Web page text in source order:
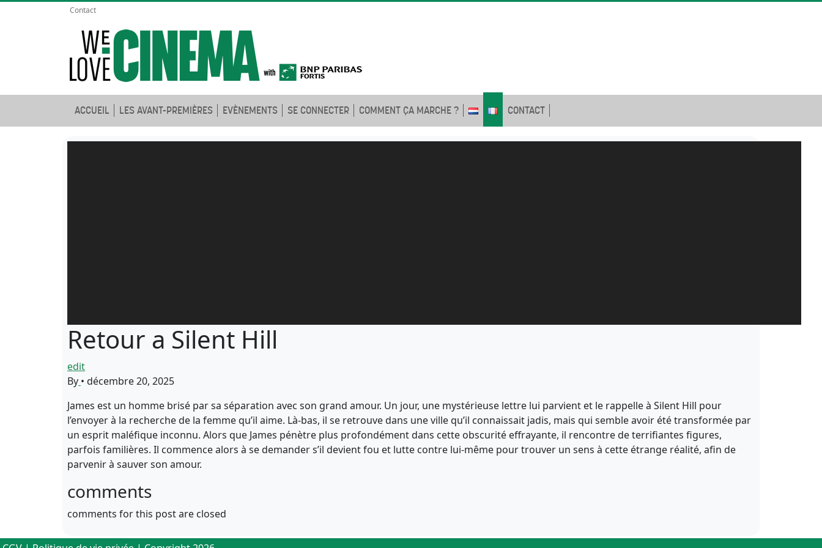
Contact
ACCUEIL LES AVANT-PREMIÈRES EVÈNEMENTS SE CONNECTER COMMENT ÇA MARCHE ? CONTACT
Retour a Silent Hill
edit
By • décembre 20, 2025
James est un homme brisé par sa séparation avec son grand amour. Un jour, une mystérieuse lettre lui parvient et le rappelle à Silent Hill pour
l’envoyer à la recherche de la femme qu’il aime. Là-bas, il se retrouve dans une ville qu’il connaissait jadis, mais qui semble avoir été transformée par
un esprit maléfique inconnu. Alors que James pénètre plus profondément dans cette obscurité effrayante, il rencontre de terrifiantes figures,
parfois familières. Il commence alors à se demander s’il devient fou et lutte contre lui-même pour trouver un sens à cette étrange réalité, afin de
parvenir à sauver son amour.
comments
comments for this post are closed